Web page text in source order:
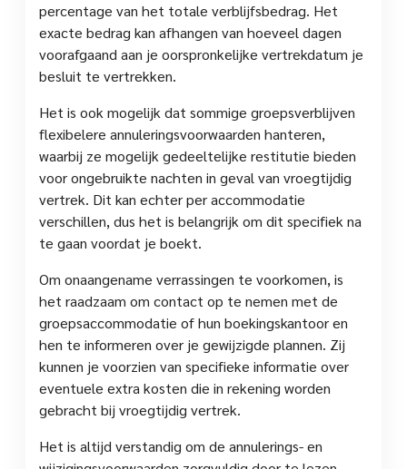
percentage van het totale verblijfsbedrag. Het
exacte bedrag kan afhangen van hoeveel dagen
voorafgaand aan je oorspronkelijke vertrekdatum je
besluit te vertrekken.
Het is ook mogelijk dat sommige groepsverblijven
flexibelere annuleringsvoorwaarden hanteren,
waarbij ze mogelijk gedeeltelijke restitutie bieden
voor ongebruikte nachten in geval van vroegtijdig
vertrek. Dit kan echter per accommodatie
verschillen, dus het is belangrijk om dit specifiek na
te gaan voordat je boekt.
Om onaangename verrassingen te voorkomen, is
het raadzaam om contact op te nemen met de
groepsaccommodatie of hun boekingskantoor en
hen te informeren over je gewijzigde plannen. Zij
kunnen je voorzien van specifieke informatie over
eventuele extra kosten die in rekening worden
gebracht bij vroegtijdig vertrek.
Het is altijd verstandig om de annulerings- en